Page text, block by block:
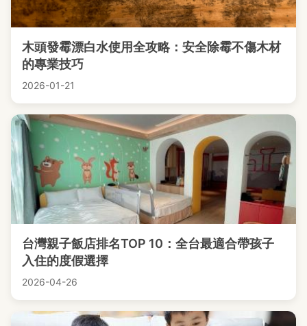
木頭發霉漂白水使用全攻略：安全除霉不傷木材
的專業技巧
2026-01-21
台灣親子飯店排名TOP 10：全台最適合帶孩子
入住的度假選擇
2026-04-26